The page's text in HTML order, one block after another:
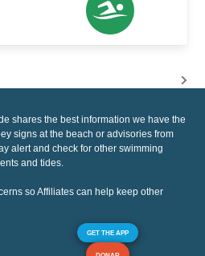
shares the best information we have the
signs at the beach or advisories from
alert and check for other swimming
and tides.
so Affiliates can help keep other
GET THE APP